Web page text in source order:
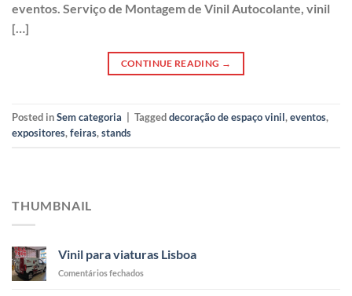
eventos. Serviço de Montagem de Vinil Autocolante, vinil
[…]
CONTINUE READING →
Posted inSem categoria Taggeddecoração de espaço vinil,eventos,
expositores,feiras,stands
THUMBNAIL
Vinil para viaturas Lisboa
Comentários fechadosem